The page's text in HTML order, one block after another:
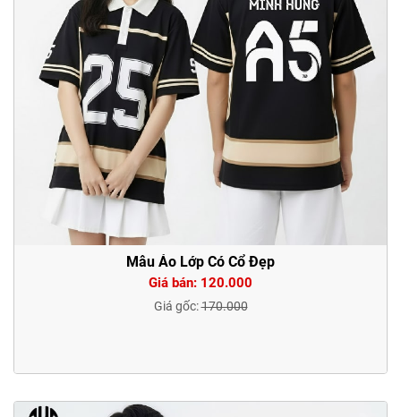
Mẫu Áo Lớp Có Cổ Đẹp
Giá bán: 120.000
Giá gốc:170.000